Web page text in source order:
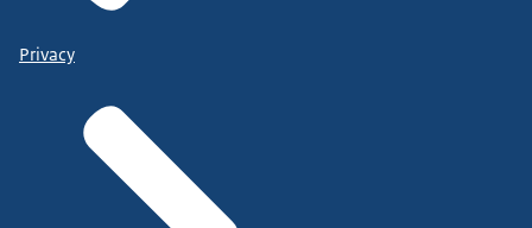
Privacy